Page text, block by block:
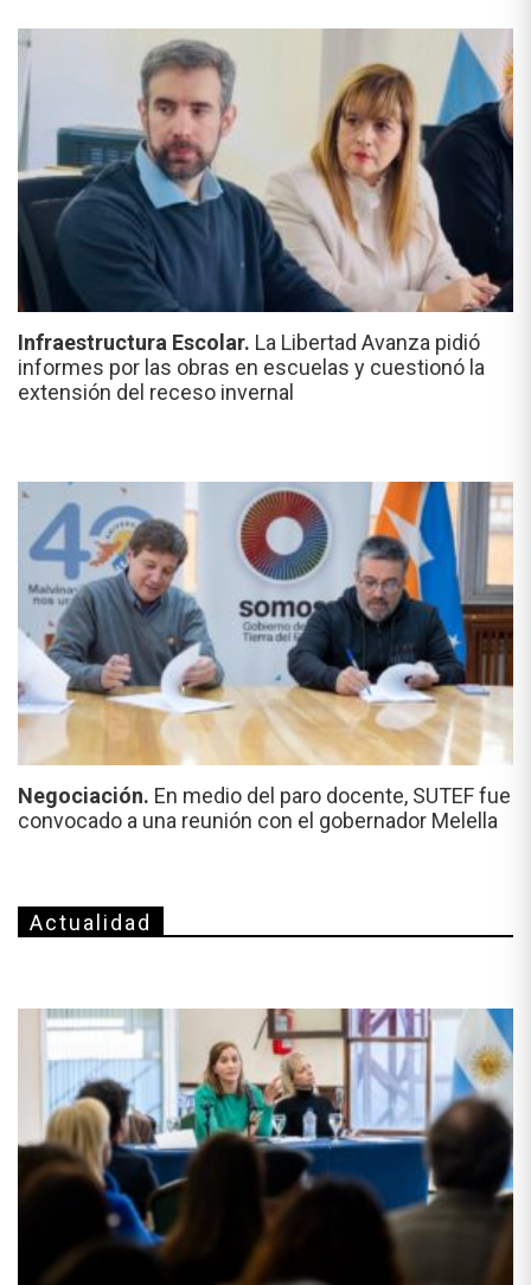
Infraestructura Escolar. La Libertad Avanza pidió
informes por las obras en escuelas y cuestionó la
extensión del receso invernal
Negociación. En medio del paro docente, SUTEF fue
convocado a una reunión con el gobernador Melella
Actualidad